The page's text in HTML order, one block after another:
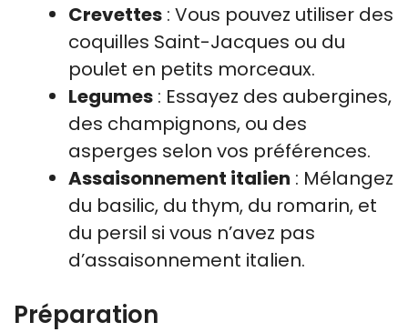
Crevettes : Vous pouvez utiliser des
coquilles Saint-Jacques ou du
poulet en petits morceaux.
Legumes : Essayez des aubergines,
des champignons, ou des
asperges selon vos préférences.
Assaisonnement italien : Mélangez
du basilic, du thym, du romarin, et
du persil si vous n’avez pas
d’assaisonnement italien.
Préparation